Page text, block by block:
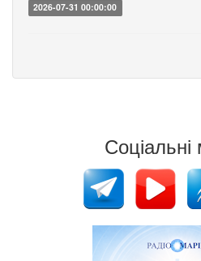
2026-07-31 00:00:00
Соціальні